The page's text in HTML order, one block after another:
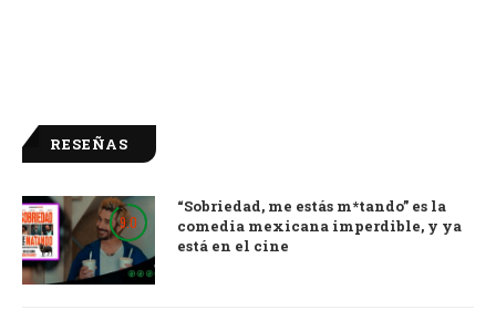
RESEÑAS
9.0
“Sobriedad, me estás m*tando” es la
comedia mexicana imperdible, y ya
está en el cine